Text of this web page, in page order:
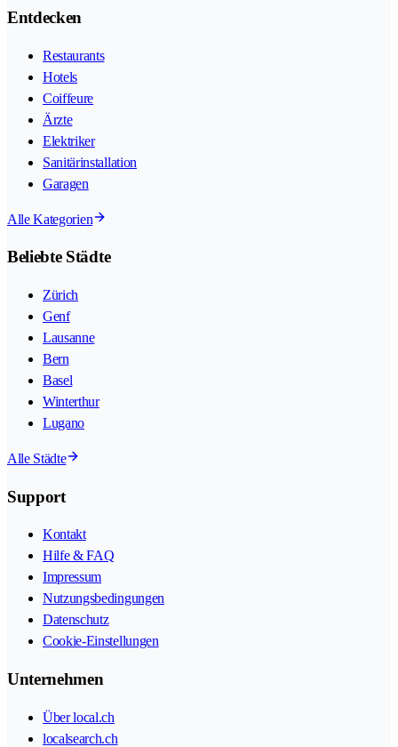
Entdecken
Restaurants
Hotels
Coiffeure
Ärzte
Elektriker
Sanitärinstallation
Garagen
Alle Kategorien
Beliebte Städte
Zürich
Genf
Lausanne
Bern
Basel
Winterthur
Lugano
Alle Städte
Support
Kontakt
Hilfe & FAQ
Impressum
Nutzungsbedingungen
Datenschutz
Cookie-Einstellungen
Unternehmen
Über local.ch
localsearch.ch